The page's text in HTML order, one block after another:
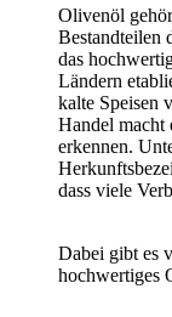
Olivenöl
Bestandteilen
das
Ländern
kalte Speisen
Handel
erkennen.
dass viele
Dabei gibt es
hochwertiges